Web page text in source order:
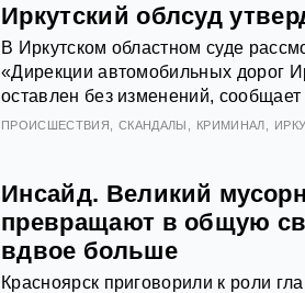
Иркутский облсуд
В Иркутском областном суде
«Дирекции автомобильных дорог
оставлен без изменений, сообщает
ПРОИСШЕСТВИЯ СКАНДАЛЫ КРИМИНАЛ
Инсайд. Великий
превращают в общую
вдвое больше
Красноярск приговорили к роли